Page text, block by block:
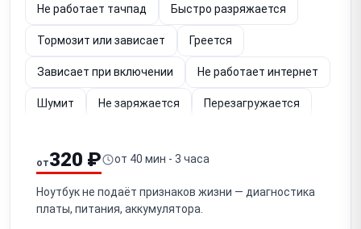
Не работает тачпад Быстро разряжается
Тормозит или зависает Греется
Зависает при включении Не работает интернет
Шумит Не заряжается Перезагружается
Залита клавиатура Не загружается
Не работает экран
от320 ₽ от 40 мин - 3 часа
Ноутбук не подаёт признаков жизни — диагностика
платы, питания, аккумулятора.